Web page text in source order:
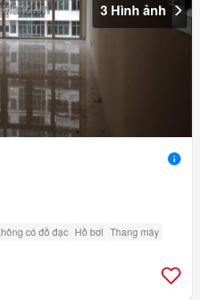
3 Hình ảnh
có đồ đạc Hồ bơi Thang máy